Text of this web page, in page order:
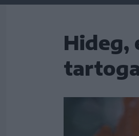
Hideg,